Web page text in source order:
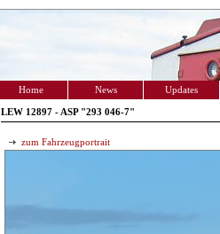
Home News Updates
LEW 12897 - ASP "293 046-7"
zum Fahrzeugportrait